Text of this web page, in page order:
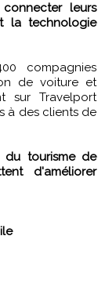
la technologie
compagnies
de voiture et
sur Travelport
à des clients de
du tourisme de
d'améliorer